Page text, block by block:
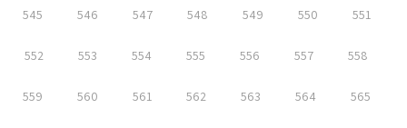
545 546 547 548 549 550 551
552 553 554 555 556 557 558
559 560 561 562 563 564 565